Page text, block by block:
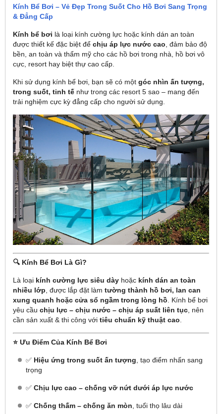
Kính Bể Bơi – Vẻ Đẹp Trong Suốt Cho Hồ Bơi Sang Trọng
& Đẳng Cấp
Kính bể bơi là loại kính cường lực hoặc kính dán an toàn
được thiết kế đặc biệt để chịu áp lực nước cao, đảm bảo độ
bền, an toàn và thẩm mỹ cho các hồ bơi trong nhà, hồ bơi vô
cực, resort hay biệt thự cao cấp.
Khi sử dụng kính bể bơi, bạn sẽ có một góc nhìn ấn tượng,
trong suốt, tinh tế như trong các resort 5 sao – mang đến
trải nghiệm cực kỳ đẳng cấp cho người sử dụng.
🔍 Kính Bể Bơi Là Gì?
Là loại kính cường lực siêu dày hoặc kính dán an toàn
nhiều lớp, được lắp đặt làm tường thành hồ bơi, lan can
xung quanh hoặc cửa sổ ngầm trong lòng hồ. Kính bể bơi
yêu cầu chịu lực – chịu nước – chịu áp suất liên tục, nên
cần sản xuất & thi công với tiêu chuẩn kỹ thuật cao.
⭐ Ưu Điểm Của Kính Bể Bơi
✅ Hiệu ứng trong suốt ấn tượng, tạo điểm nhấn sang
trọng
✅ Chịu lực cao – chống vỡ nứt dưới áp lực nước
✅ Chống thấm – chống ăn mòn, tuổi thọ lâu dài